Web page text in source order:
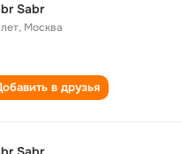
Sabr
, Москва
в друзья